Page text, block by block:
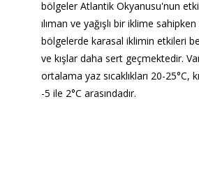
bölgeler Atlantik Okyanusu'nun
ılıman ve yağışlı bir iklime
bölgelerde karasal iklimin etkileri
ve kışlar daha sert geçmektedir.
ortalama yaz sıcaklıkları 20-25°C,
-5 ile 2°C arasındadır.